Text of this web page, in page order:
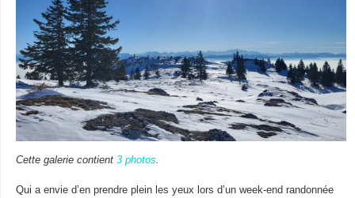
Cette galerie contient 3 photos
Qui a envie d’en prendre plein les yeux lors d’un week-end randonnée